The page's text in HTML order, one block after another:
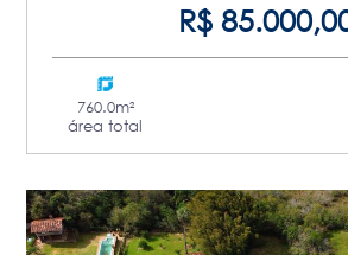
R$
760.0m²
área total